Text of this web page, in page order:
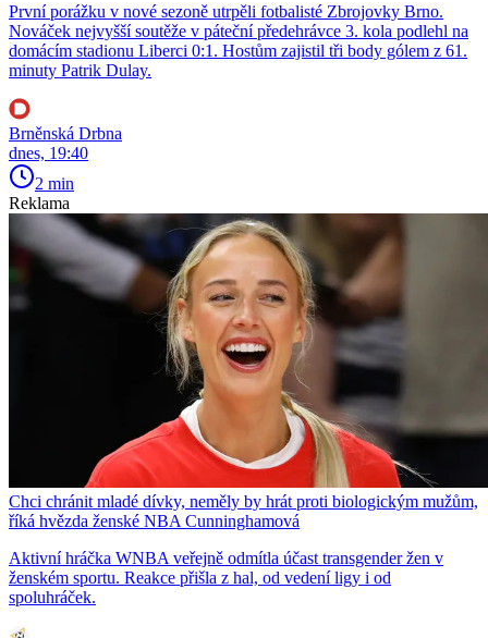
První porážku v nové sezoně utrpěli fotbalisté Zbrojovky Brno.
Nováček nejvyšší soutěže v páteční předehrávce 3. kola podlehl na
domácím stadionu Liberci 0:1. Hostům zajistil tři body gólem z 61.
minuty Patrik Dulay.
Brněnská Drbna
dnes, 19:40
2 min
Reklama
Chci chránit mladé dívky, neměly by hrát proti biologickým mužům,
říká hvězda ženské NBA Cunninghamová
Aktivní hráčka WNBA veřejně odmítla účast transgender žen v
ženském sportu. Reakce přišla z hal, od vedení ligy i od
spoluhráček.